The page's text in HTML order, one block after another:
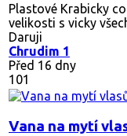
Plastové Krabicky
velikosti s vicky
Daruji
Chrudim 1
Před 16 dny
101
Vana na mytí